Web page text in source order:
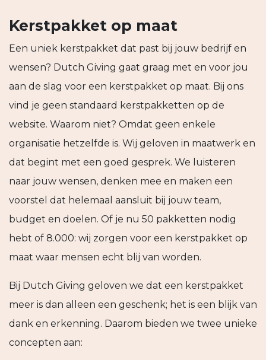
Kerstpakket op maat
Een uniek kerstpakket dat past bij jouw bedrijf en
wensen? Dutch Giving gaat graag met en voor jou
aan de slag voor een kerstpakket op maat. Bij ons
vind je geen standaard kerstpakketten op de
website. Waarom niet? Omdat geen enkele
organisatie hetzelfde is. Wij geloven in maatwerk en
dat begint met een goed gesprek. We luisteren
naar jouw wensen, denken mee en maken een
voorstel dat helemaal aansluit bij jouw team,
budget en doelen. Of je nu 50 pakketten nodig
hebt of 8.000: wij zorgen voor een kerstpakket op
maat waar mensen echt blij van worden.
Bij Dutch Giving geloven we dat een kerstpakket
meer is dan alleen een geschenk; het is een blijk van
dank en erkenning. Daarom bieden we twee unieke
concepten aan: